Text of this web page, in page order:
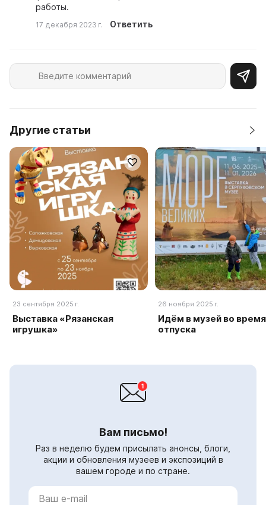
работы.
17 декабря 2023 г. Ответить
Другие статьи
23 сентября 2025 г.
Выставка «Рязанская
игрушка»
26 ноября 2025 г.
Идём в музей во время
отпуска
Вам письмо!
Раз в неделю будем присылать анонсы, блоги,
акции и обновления музеев и экспозиций в
вашем городе и по стране.